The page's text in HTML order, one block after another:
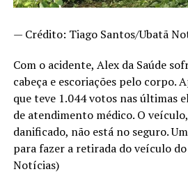
— Crédito: Tiago Santos/Ubatã
Com o acidente, Alex da Saúde
cabeça e escoriações pelo corpo.
que teve 1.044 votos nas últimas
de atendimento médico. O
danificado, não está no seguro.
para fazer a retirada do veículo
Notícias)